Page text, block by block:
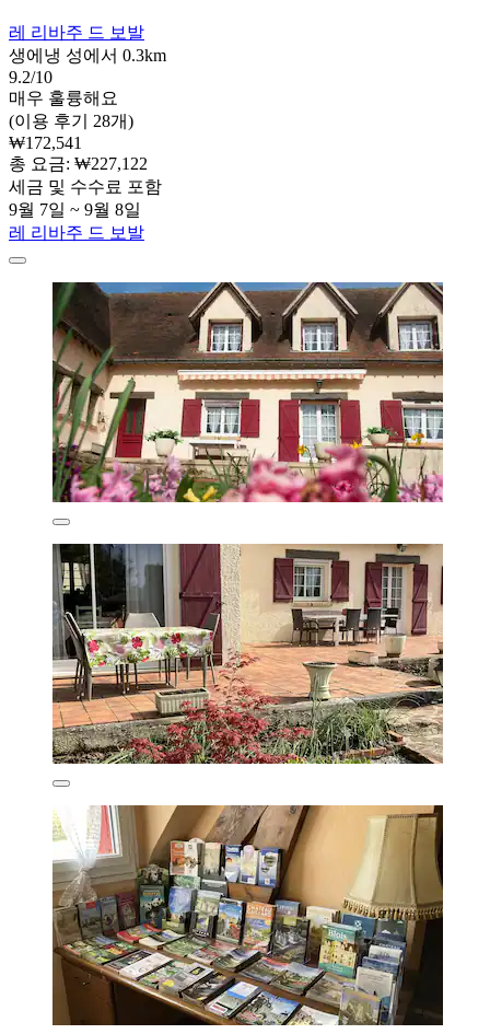
레 리바주 드 보발
생에냉 성에서 0.3km
9.2/10
매우 훌륭해요
(이용 후기 28개)
₩172,541
총 요금: ₩227,122
세금 및 수수료 포함
9월 7일 ~ 9월 8일
레 리바주 드 보발